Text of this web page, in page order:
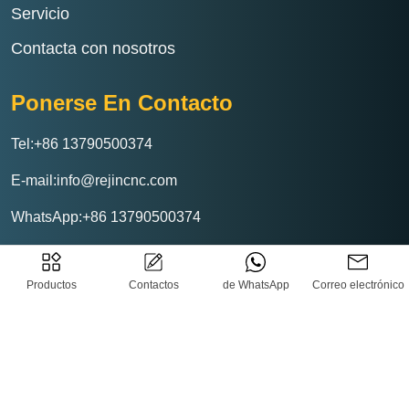
Servicio
Contacta con nosotros
Ponerse En Contacto
Tel:+86 13790500374
E-mail:info@rejincnc.com
WhatsApp:+86 13790500374
Productos Contactos de WhatsApp Correo electrónico